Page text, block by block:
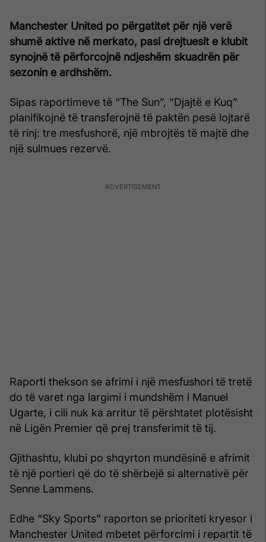
Manchester United po përgatitet për një verë
shumë aktive në merkato, pasi drejtuesit e klubit
synojnë të përforcojnë ndjeshëm skuadrën për
sezonin e ardhshëm.
Sipas raportimeve të “The Sun”, “Djajtë e Kuq”
planifikojnë të transferojnë të paktën pesë lojtarë
të rinj: tre mesfushorë, një mbrojtës të majtë dhe
një sulmues rezervë.
Raporti thekson se afrimi i një mesfushori të tretë
do të varet nga largimi i mundshëm i Manuel
Ugarte, i cili nuk ka arritur të përshtatet plotësisht
në Ligën Premier që prej transferimit të tij.
Gjithashtu, klubi po shqyrton mundësinë e afrimit
të një portieri që do të shërbejë si alternativë për
Senne Lammens.
Edhe “Sky Sports” raporton se prioriteti kryesor i
Manchester United mbetet përforcimi i repartit të